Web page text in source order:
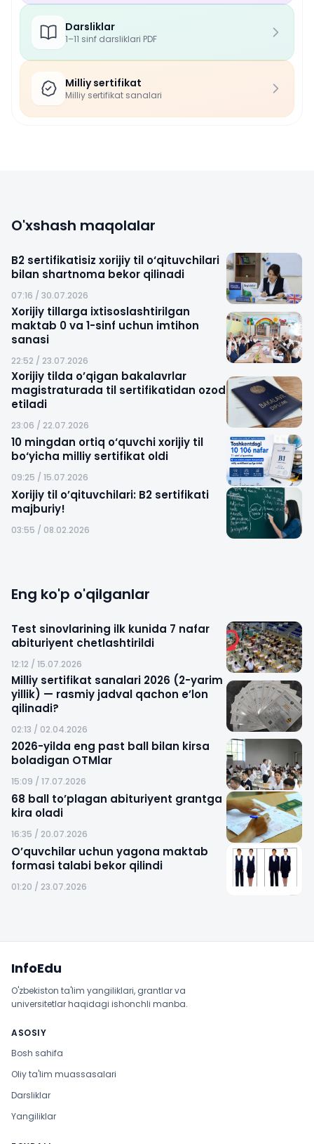
Darsliklar
1–11 sinf darsliklari PDF
Milliy sertifikat
Milliy sertifikat sanalari
O'xshash maqolalar
B2 sertifikatisiz xorijiy til o‘qituvchilari
bilan shartnoma bekor qilinadi
07:16 / 30.07.2026
Xorijiy tillarga ixtisoslashtirilgan
maktab 0 va 1-sinf uchun imtihon
sanasi
22:52 / 23.07.2026
Xorijiy tilda o’qigan bakalavrlar
magistraturada til sertifikatidan ozod
etiladi
23:06 / 22.07.2026
10 mingdan ortiq o‘quvchi xorijiy til
bo‘yicha milliy sertifikat oldi
09:25 / 15.07.2026
Xorijiy til o’qituvchilari: B2 sertifikati
majburiy!
03:55 / 08.02.2026
Eng ko'p o'qilganlar
Test sinovlarining ilk kunida 7 nafar
abituriyent chetlashtirildi
12:12 / 15.07.2026
Milliy sertifikat sanalari 2026 (2-yarim
yillik) — rasmiy jadval qachon e’lon
qilinadi?
02:13 / 02.04.2026
2026-yilda eng past ball bilan kirsa
boladigan OTMlar
15:09 / 17.07.2026
68 ball to’plagan abituriyent grantga
kira oladi
16:35 / 20.07.2026
O’quvchilar uchun yagona maktab
formasi talabi bekor qilindi
01:20 / 23.07.2026
InfoEdu
O'zbekiston ta'lim yangiliklari, grantlar va
universitetlar haqidagi ishonchli manba.
ASOSIY
Bosh sahifa
Oliy ta'lim muassasalari
Darsliklar
Yangiliklar